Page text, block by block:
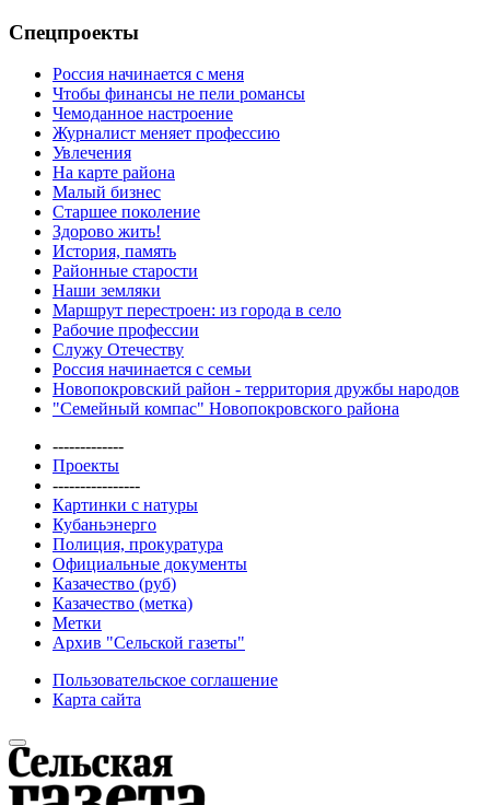
Спецпроекты
Россия начинается с меня
Чтобы финансы не пели романсы
Чемоданное настроение
Журналист меняет профессию
Увлечения
На карте района
Малый бизнес
Старшее поколение
Здорово жить!
История, память
Районные старости
Наши земляки
Маршрут перестроен: из города в село
Рабочие профессии
Служу Отечеству
Россия начинается с семьи
Новопокровский район - территория дружбы народов
"Семейный компас" Новопокровского района
-------------
Проекты
----------------
Картинки с натуры
Кубаньэнерго
Полиция, прокуратура
Официальные документы
Казачество (руб)
Казачество (метка)
Метки
Архив "Сельской газеты"
Пользовательское соглашение
Карта сайта